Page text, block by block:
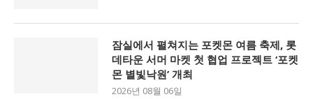
잠실에서 펼쳐지는 포켓몬 여름 축제, 롯
데타운 서머 마켓 첫 협업 프로젝트 ‘포켓
몬 별빛낙원’ 개최
2026년 08월 06일